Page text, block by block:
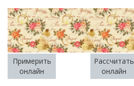
Примерить
онлайн
Рассчитать
онлайн